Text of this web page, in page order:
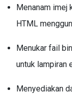
Menanam imej
HTML
Menukar fail
untuk lampiran
Menyediakan